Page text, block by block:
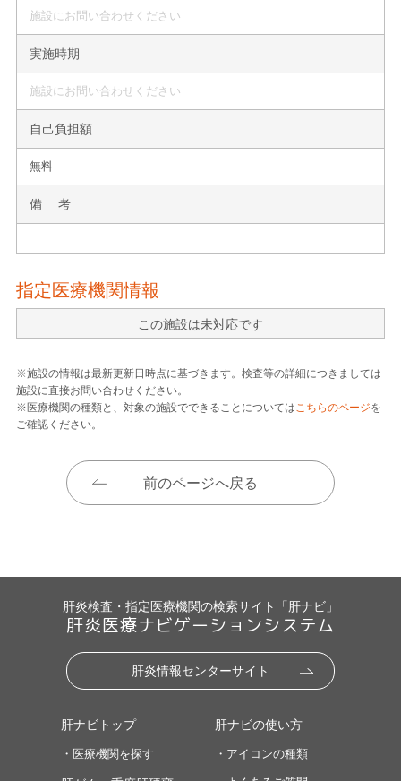
施設にお問い合わせください
実施時期
施設にお問い合わせください
自己負担額
無料
備 考
指定医療機関情報
この施設は未対応です
※施設の情報は最新更新日時点に基づきます。検査等の詳細につきましては
施設に直接お問い合わせください。
※医療機関の種類と、対象の施設でできることについてはこちらのページを
ご確認ください。
前のページへ戻る
肝炎検査・指定医療機関の検索サイト「肝ナビ」
肝炎医療ナビゲーションシステム
肝炎情報センターサイト
肝ナビトップ
・医療機関を探す
肝ナビの使い方
・アイコンの種類